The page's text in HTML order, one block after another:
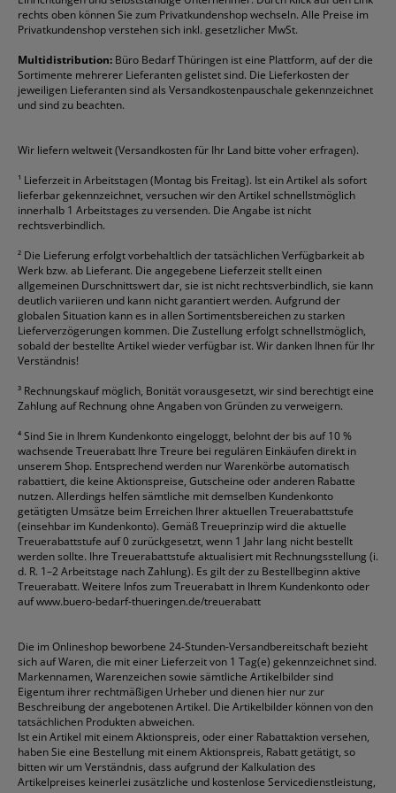
Fineliner
Folienschreiber
Formulare
Gelschreiber
Geschäftsbücher
Kugelschreiber
Mappen
Ordner
Packband
Permanentmarker
Tintenpatronen
Toilettenpapier
Toner
Versandmaterial
Versandtaschen
Esselte
Faber-Castell
Fellowes
Franken
Fripa
HP
Pritt
Schneider
Stabilo
Staedtler
alle Marken anzeigen
rechts oben können Sie zum Privatkundenshop wechseln. Alle Preise im
Privatkundenshop verstehen sich inkl. gesetzlicher MwSt.
Multidistribution: Büro Bedarf Thüringen ist eine Plattform, auf der die
Sortimente mehrerer Lieferanten gelistet sind. Die Lieferkosten der
jeweiligen Lieferanten sind als Versandkostenpauschale gekennzeichnet
und sind zu beachten.
Wir liefern weltweit (Versandkosten für Ihr Land bitte voher erfragen).
¹ Lieferzeit in Arbeitstagen (Montag bis Freitag). Ist ein Artikel als sofort
lieferbar gekennzeichnet, versuchen wir den Artikel schnellstmöglich
innerhalb 1 Arbeitstages zu versenden. Die Angabe ist nicht
rechtsverbindlich.
² Die Lieferung erfolgt vorbehaltlich der tatsächlichen Verfügbarkeit ab
Werk bzw. ab Lieferant. Die angegebene Lieferzeit stellt einen
allgemeinen Durschnittswert dar, sie ist nicht rechtsverbindlich, sie kann
deutlich variieren und kann nicht garantiert werden. Aufgrund der
globalen Situation kann es in allen Sortimentsbereichen zu starken
Lieferverzögerungen kommen. Die Zustellung erfolgt schnellstmöglich,
sobald der bestellte Artikel wieder verfügbar ist. Wir danken Ihnen für Ihr
Verständnis!
³ Rechnungskauf möglich, Bonität vorausgesetzt, wir sind berechtigt eine
Zahlung auf Rechnung ohne Angaben von Gründen zu verweigern.
⁴Sind Sie in Ihrem Kundenkonto eingeloggt, belohnt der bis auf 10 %
wachsende Treuerabatt Ihre Treure bei regulären Einkäufen direkt in
unserem Shop. Entsprechend werden nur Warenkörbe automatisch
rabattiert, die keine Aktionspreise, Gutscheine oder anderen Rabatte
nutzen. Allerdings helfen sämtliche mit demselben Kundenkonto
getätigten Umsätze beim Erreichen Ihrer aktuellen Treuerabattstufe
(einsehbar im Kundenkonto). Gemäß Treueprinzip wird die aktuelle
Treuerabattstufe auf 0 zurückgesetzt, wenn 1 Jahr lang nicht bestellt
werden sollte. Ihre Treuerabattstufe aktualisiert mit Rechnungsstellung (i.
d. R. 1–2 Arbeitstage nach Zahlung). Es gilt der zu Bestellbeginn aktive
Treuerabatt. Weitere Infos zum Treuerabatt in Ihrem Kundenkonto oder
aufwww.buero-bedarf-thueringen.de/treuerabatt
Die im Onlineshop beworbene 24-Stunden-Versandbereitschaft bezieht
sich auf Waren, die mit einer Lieferzeit von 1 Tag(e) gekennzeichnet sind.
Markennamen, Warenzeichen sowie sämtliche Artikelbilder sind
Eigentum ihrer rechtmäßigen Urheber und dienen hier nur zur
Beschreibung der angebotenen Artikel. Die Artikelbilder können von den
tatsächlichen Produkten abweichen.
Ist ein Artikel mit einem Aktionspreis, oder einer Rabattaktion versehen,
haben Sie eine Bestellung mit einem Aktionspreis, Rabatt getätigt, so
bitten wir um Verständnis, dass aufgrund der Kalkulation des
Artikelpreises keinerlei zusätzliche und kostenlose Servicedienstleistung,